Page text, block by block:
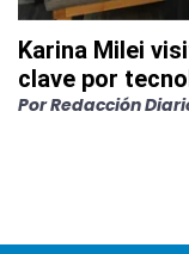
Karina Milei
clave por
PorRedacción